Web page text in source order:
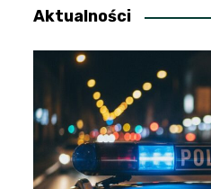
Aktualności